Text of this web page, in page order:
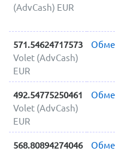
(AdvCash) EUR
571.54624717573
Volet (AdvCash)
EUR
492.54775250461
Volet (AdvCash)
EUR
568.80894274046